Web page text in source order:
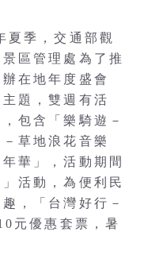
夏季，交通部觀
區管理處為了推
在地年度盛會
題，雙週有活
包含「樂騎遊－
草地浪花音樂
華」，活動期間
活動，為便利民
，「台灣好行－
元優惠套票，暑